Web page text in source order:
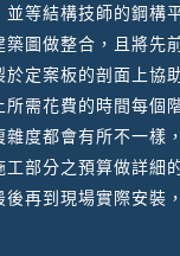
並等結構技師的鋼構
築圖做整合，且將先
於定案板的剖面上協
所需花費的時間每個
雜度都會有所不一樣
工部分之預算做詳細
後再到現場實際安裝